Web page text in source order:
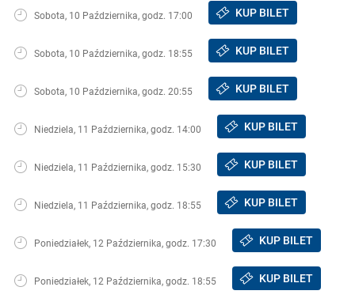
Sobota, 10 Października, godz. 17:00 KUP BILET
Sobota, 10 Października, godz. 18:55 KUP BILET
Sobota, 10 Października, godz. 20:55 KUP BILET
Niedziela, 11 Października, godz. 14:00 KUP BILET
Niedziela, 11 Października, godz. 15:30 KUP BILET
Niedziela, 11 Października, godz. 18:55 KUP BILET
Poniedziałek, 12 Października, godz. 17:30 KUP BILET
Poniedziałek, 12 Października, godz. 18:55 KUP BILET